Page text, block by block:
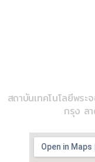
สถาบันเทคโนโลยีพร
กรุง ล